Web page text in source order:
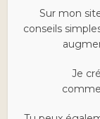
Sur mon
conseils
Je